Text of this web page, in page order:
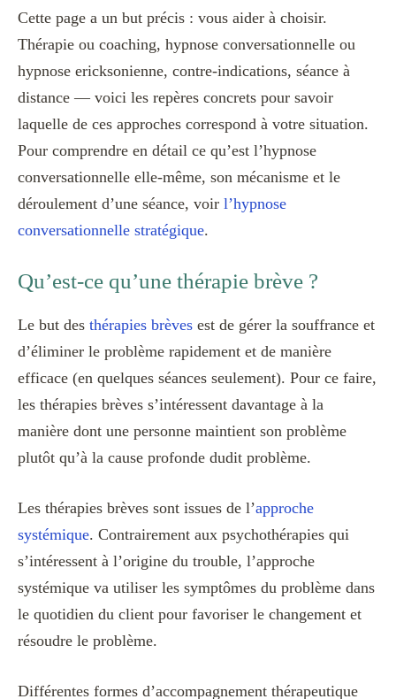
Cette page a un but précis : vous aider à choisir.
Thérapie ou coaching, hypnose conversationnelle ou
hypnose ericksonienne, contre-indications, séance à
distance — voici les repères concrets pour savoir
laquelle de ces approches correspond à votre situation.
Pour comprendre en détail ce qu’est l’hypnose
conversationnelle elle-même, son mécanisme et le
déroulement d’une séance, voir l’hypnose
conversationnelle stratégique.
Qu’est-ce qu’une thérapie brève ?
Le but des thérapies brèves est de gérer la souffrance et
d’éliminer le problème rapidement et de manière
efficace (en quelques séances seulement). Pour ce faire,
les thérapies brèves s’intéressent davantage à la
manière dont une personne maintient son problème
plutôt qu’à la cause profonde dudit problème.
Les thérapies brèves sont issues de l’approche
systémique. Contrairement aux psychothérapies qui
s’intéressent à l’origine du trouble, l’approche
systémique va utiliser les symptômes du problème dans
le quotidien du client pour favoriser le changement et
résoudre le problème.
Différentes formes d’accompagnement thérapeutique